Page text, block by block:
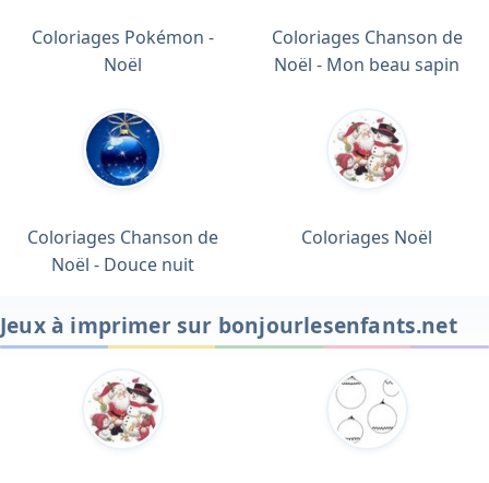
Coloriages Pokémon -
Noël
Coloriages Chanson de
Noël - Mon beau sapin
Coloriages Chanson de
Noël - Douce nuit
Coloriages Noël
Jeux à imprimer sur bonjourlesenfants.net